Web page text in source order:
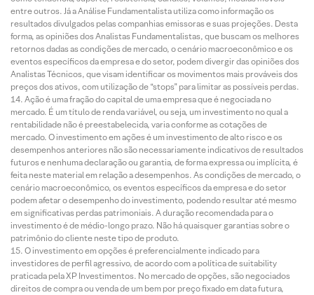
entre outros. Já a Análise Fundamentalista utiliza como informação os
resultados divulgados pelas companhias emissoras e suas projeções. Desta
forma, as opiniões dos Analistas Fundamentalistas, que buscam os melhores
retornos dadas as condições de mercado, o cenário macroeconômico e os
eventos específicos da empresa e do setor, podem divergir das opiniões dos
Analistas Técnicos, que visam identificar os movimentos mais prováveis dos
preços dos ativos, com utilização de “stops” para limitar as possíveis perdas.
Ação é uma fração do capital de uma empresa que é negociada no
mercado. É um título de renda variável, ou seja, um investimento no qual a
rentabilidade não é preestabelecida, varia conforme as cotações de
mercado. O investimento em ações é um investimento de alto risco e os
desempenhos anteriores não são necessariamente indicativos de resultados
futuros e nenhuma declaração ou garantia, de forma expressa ou implícita, é
feita neste material em relação a desempenhos. As condições de mercado, o
cenário macroeconômico, os eventos específicos da empresa e do setor
podem afetar o desempenho do investimento, podendo resultar até mesmo
em significativas perdas patrimoniais. A duração recomendada para o
investimento é de médio-longo prazo. Não há quaisquer garantias sobre o
patrimônio do cliente neste tipo de produto.
O investimento em opções é preferencialmente indicado para
investidores de perfil agressivo, de acordo com a política de suitability
praticada pela XP Investimentos. No mercado de opções, são negociados
direitos de compra ou venda de um bem por preço fixado em data futura,